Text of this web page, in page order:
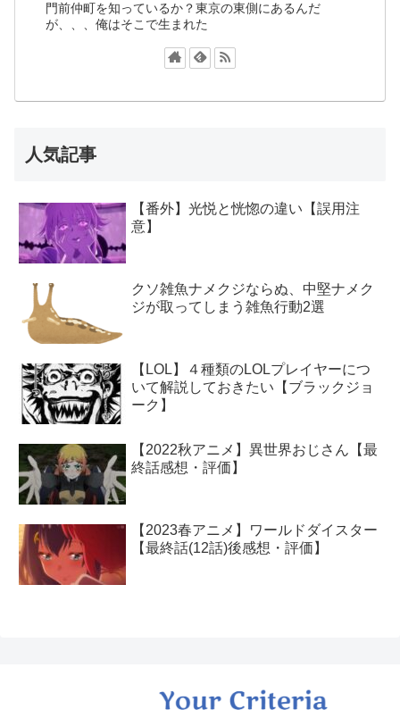
門前仲町を知っているか？東京の東側にあるんだ
が、、、俺はそこで生まれた
人気記事
【番外】光悦と恍惚の違い【誤用注
意】
クソ雑魚ナメクジならぬ、中堅ナメク
ジが取ってしまう雑魚行動2選
【LOL】４種類のLOLプレイヤーにつ
いて解説しておきたい【ブラックジョ
ーク】
【2022秋アニメ】異世界おじさん【最
終話感想・評価】
【2023春アニメ】ワールドダイスター
【最終話(12話)後感想・評価】